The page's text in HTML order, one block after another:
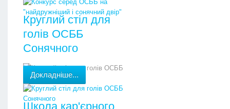
Круглий стіл для
голів ОСББ
Сонячного
Докладніше...
Школа кар'єрного